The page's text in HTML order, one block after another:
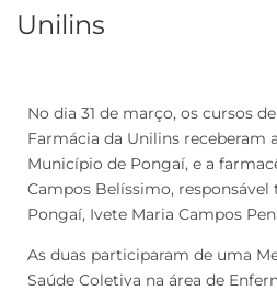
Unilins
No dia 31 de março, os cursos
Farmácia da Unilins receberam
Município de Pongaí, e a
Campos Belíssimo, responsável
Pongaí, Ivete Maria Campos
As duas participaram de uma
Saúde Coletiva na área de